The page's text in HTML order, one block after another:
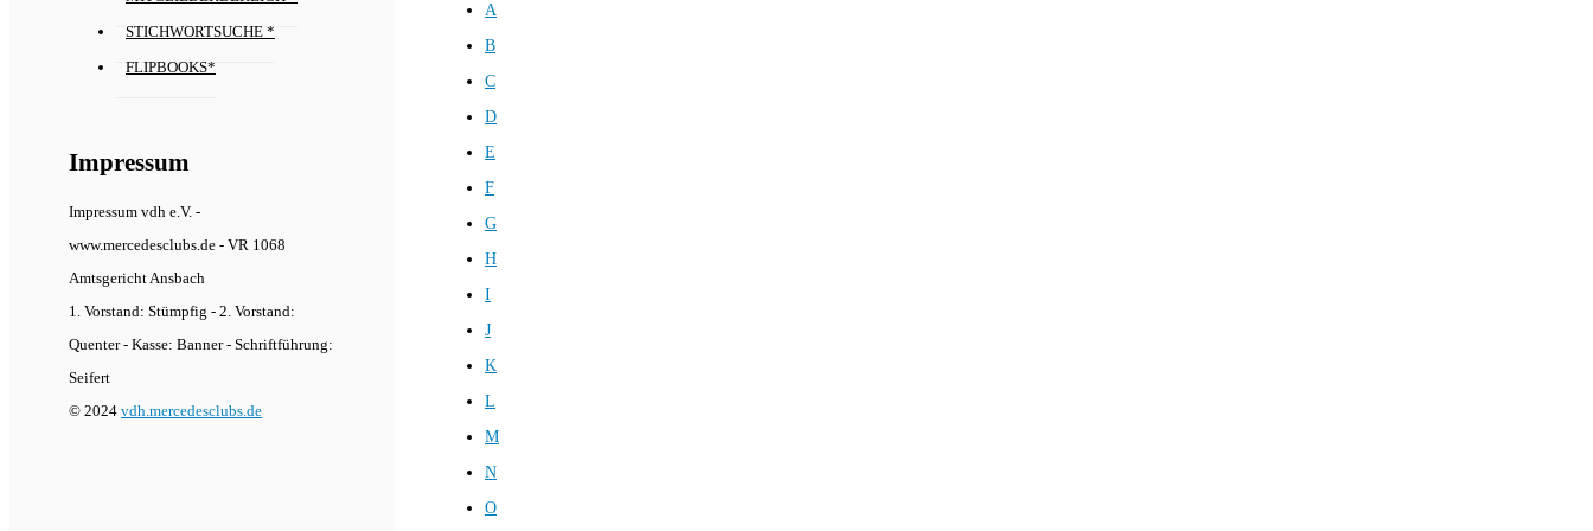
STICHWORTSUCHE *
FLIPBOOKS*
Impressum
Impressum vdh e.V. -
www.mercedesclubs.de - VR 1068
Amtsgericht Ansbach
1. Vorstand: Stümpfig - 2. Vorstand:
Quenter - Kasse: Banner - Schriftführung:
Seifert
© 2024 vdh.mercedesclubs.de
A
B
C
D
E
F
G
H
I
J
K
L
M
N
O